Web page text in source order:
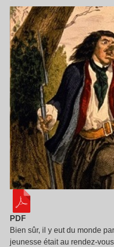
PDF
Bien sûr, il y eut du monde
jeunesse était au rendez-